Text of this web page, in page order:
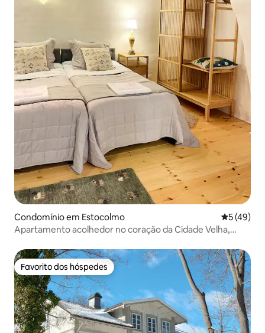
Condomínio em Estocolmo
5 (49)
Apartamento acolhedor no coração da Cidade Velha,
Favorito dos hóspedes
Favorito dos hóspedes